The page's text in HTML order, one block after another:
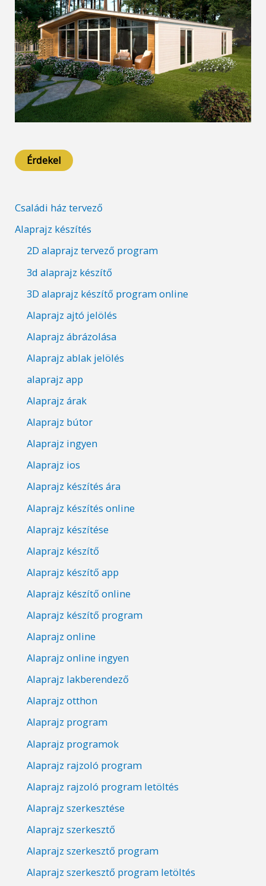
Érdekel
Családi ház tervező
Alaprajz készítés
2D alaprajz tervező program
3d alaprajz készítő
3D alaprajz készítő program online
Alaprajz ajtó jelölés
Alaprajz ábrázolása
Alaprajz ablak jelölés
alaprajz app
Alaprajz árak
Alaprajz bútor
Alaprajz ingyen
Alaprajz ios
Alaprajz készítés ára
Alaprajz készítés online
Alaprajz készítése
Alaprajz készítő
Alaprajz készítő app
Alaprajz készítő online
Alaprajz készítő program
Alaprajz online
Alaprajz online ingyen
Alaprajz lakberendező
Alaprajz otthon
Alaprajz program
Alaprajz programok
Alaprajz rajzoló program
Alaprajz rajzoló program letöltés
Alaprajz szerkesztése
Alaprajz szerkesztő
Alaprajz szerkesztő program
Alaprajz szerkesztő program letöltés